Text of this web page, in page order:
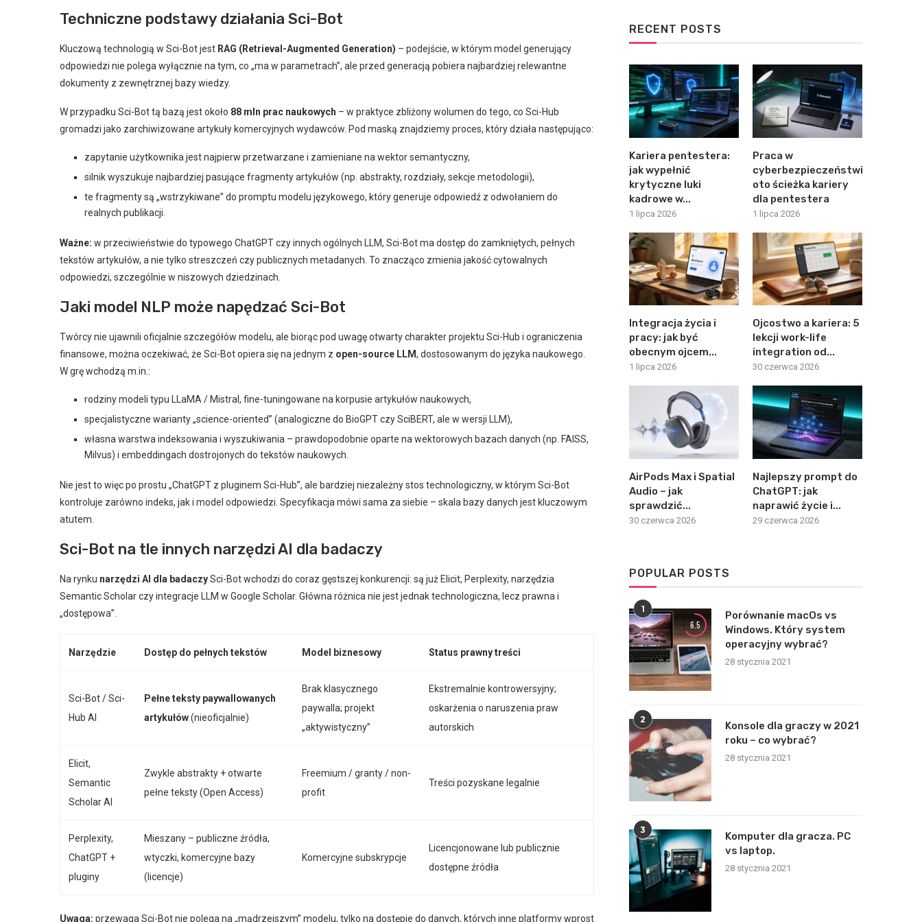
Techniczne podstawy działania Sci-Bot
Kluczową technologią w Sci-Bot jest RAG (Retrieval-Augmented Generation) – podejście, w którym model generujący
odpowiedzi nie polega wyłącznie na tym, co „ma w parametrach”, ale przed generacją pobiera najbardziej relewantne
dokumenty z zewnętrznej bazy wiedzy.
W przypadku Sci-Bot tą bazą jest około 88 mln prac naukowych – w praktyce zbliżony wolumen do tego, co Sci-Hub
gromadzi jako zarchiwizowane artykuły komercyjnych wydawców. Pod maską znajdziemy proces, który działa następująco:
zapytanie użytkownika jest najpierw przetwarzane i zamieniane na wektor semantyczny,
silnik wyszukuje najbardziej pasujące fragmenty artykułów (np. abstrakty, rozdziały, sekcje metodologii),
te fragmenty są „wstrzykiwane” do promptu modelu językowego, który generuje odpowiedź z odwołaniem do
realnych publikacji.
Ważne: w przeciwieństwie do typowego ChatGPT czy innych ogólnych LLM, Sci-Bot ma dostęp do zamkniętych, pełnych
tekstów artykułów, a nie tylko streszczeń czy publicznych metadanych. To znacząco zmienia jakość cytowalnych
odpowiedzi, szczególnie w niszowych dziedzinach.
Jaki model NLP może napędzać Sci-Bot
Twórcy nie ujawnili oficjalnie szczegółów modelu, ale biorąc pod uwagę otwarty charakter projektu Sci-Hub i ograniczenia
finansowe, można oczekiwać, że Sci-Bot opiera się na jednym z open-source LLM, dostosowanym do języka naukowego.
W grę wchodzą m.in.:
rodziny modeli typu LLaMA / Mistral, fine-tuningowane na korpusie artykułów naukowych,
specjalistyczne warianty „science-oriented” (analogiczne do BioGPT czy SciBERT, ale w wersji LLM),
własna warstwa indeksowania i wyszukiwania – prawdopodobnie oparte na wektorowych bazach danych (np. FAISS,
Milvus) i embeddingach dostrojonych do tekstów naukowych.
Nie jest to więc po prostu „ChatGPT z pluginem Sci-Hub”, ale bardziej niezależny stos technologiczny, w którym Sci-Bot
kontroluje zarówno indeks, jak i model odpowiedzi. Specyfikacja mówi sama za siebie – skala bazy danych jest kluczowym
atutem.
Sci-Bot na tle innych narzędzi AI dla badaczy
Na rynku narzędzi AI dla badaczySci-Bot wchodzi do coraz gęstszej konkurencji: są już Elicit, Perplexity, narzędzia
Semantic Scholar czy integracje LLM w Google Scholar. Główna różnica nie jest jednak technologiczna, lecz prawna i
„dostępowa”.
Narzędzie Dostęp do pełnych tekstów Model biznesowy Status prawny treści
Sci-Bot / Sci-
Hub AI
Pełne teksty paywallowanych
artykułów(nieoficjalnie)
Brak klasycznego
paywalla; projekt
„aktywistyczny”
Ekstremalnie kontrowersyjny;
oskarżenia o naruszenia praw
autorskich
Elicit,
Semantic
Scholar AI
Zwykle abstrakty + otwarte
pełne teksty (Open Access)
Freemium / granty / non-
profit
Treści pozyskane legalnie
Perplexity,
ChatGPT +
pluginy
Mieszany – publiczne źródła,
wtyczki, komercyjne bazy
(licencje)
Komercyjne subskrypcje
Licencjonowane lub publicznie
dostępne źródła
Uwaga: przewaga Sci-Bot nie polega na „mądrzejszym” modelu, tylko na dostępie do danych, których inne platformy wprost
RECENT POSTS
Kariera pentestera:
jak wypełnić
krytyczne luki
kadrowe w...
1 lipca 2026
Praca w
cyberbezpieczeństwie:
oto ścieżka kariery
dla pentestera
1 lipca 2026
Integracja życia i
pracy: jak być
obecnym ojcem...
1 lipca 2026
Ojcostwo a kariera: 5
lekcji work-life
integration od...
30 czerwca 2026
AirPods Max i Spatial
Audio – jak
sprawdzić...
30 czerwca 2026
Najlepszy prompt do
ChatGPT: jak
naprawić życie i...
29 czerwca 2026
POPULAR POSTS
1
6.5
Porównanie macOs vs
Windows. Który system
operacyjny wybrać?
28 stycznia 2021
2
Konsole dla graczy w 2021
roku – co wybrać?
28 stycznia 2021
3
Komputer dla gracza. PC
vs laptop.
28 stycznia 2021